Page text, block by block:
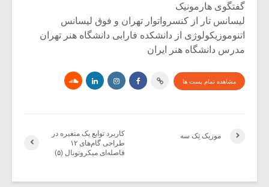
گفتگوی هارمونیک
لیسانس تار از کنسرواتوار تهران و فوق لیسانس
اتنوموزیکولوژی از دانشکده فارابی دانشگاه هنر تهران
مدرس دانشگاه هنر ایران
مشاهده تمام پست ها
کاربرد توابع یک متغیره در
طراحی گام‌های ۱۲
فاصله‌ای میکروتونال (۵)
موزیک تِک سه